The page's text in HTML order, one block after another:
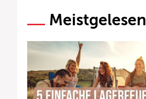
Meistgelesen